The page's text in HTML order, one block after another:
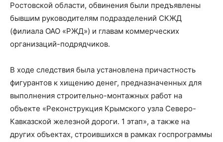
Ростовской области, обвинения были предъявлены
бывшим руководителям подразделений СКЖД
(филиала ОАО «РЖД») и главам коммерческих
организаций-подрядчиков.
В ходе следствия была установлена причастность
фигурантов к хищению денег, предназначенных для
выполнения строительно-монтажных работ на
объекте «Реконструкция Крымского узла Северо-
Кавказской железной дороги. 1 этап», а также на
других объектах, строившихся в рамках госпрограммы